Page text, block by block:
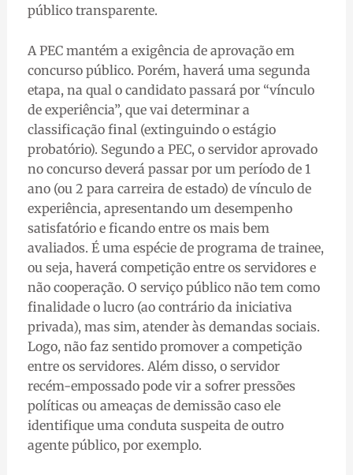
público transparente.
A PEC mantém a exigência de aprovação em
concurso público. Porém, haverá uma segunda
etapa, na qual o candidato passará por “vínculo
de experiência”, que vai determinar a
classificação final (extinguindo o estágio
probatório). Segundo a PEC, o servidor aprovado
no concurso deverá passar por um período de 1
ano (ou 2 para carreira de estado) de vínculo de
experiência, apresentando um desempenho
satisfatório e ficando entre os mais bem
avaliados. É uma espécie de programa de trainee,
ou seja, haverá competição entre os servidores e
não cooperação. O serviço público não tem como
finalidade o lucro (ao contrário da iniciativa
privada), mas sim, atender às demandas sociais.
Logo, não faz sentido promover a competição
entre os servidores. Além disso, o servidor
recém-empossado pode vir a sofrer pressões
políticas ou ameaças de demissão caso ele
identifique uma conduta suspeita de outro
agente público, por exemplo.